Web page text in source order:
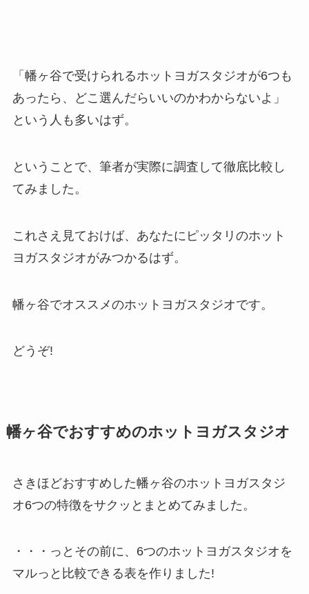
「幡ヶ谷で受けられるホットヨガスタジオが6つも
あったら、どこ選んだらいいのかわからないよ」
という人も多いはず。
ということで、筆者が実際に調査して徹底比較し
てみました。
これさえ見ておけば、あなたにピッタリのホット
ヨガスタジオがみつかるはず。
幡ヶ谷でオススメのホットヨガスタジオです。
どうぞ!
幡ヶ谷でおすすめのホットヨガスタジオ
さきほどおすすめした幡ヶ谷のホットヨガスタジ
オ6つの特徴をサクッとまとめてみました。
・・・っとその前に、6つのホットヨガスタジオを
マルっと比較できる表を作りました!